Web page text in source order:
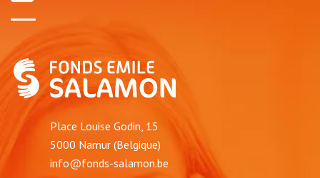
Place Louise Godin, 15
5000 Namur (Belgique)
info@fonds-salamon.be